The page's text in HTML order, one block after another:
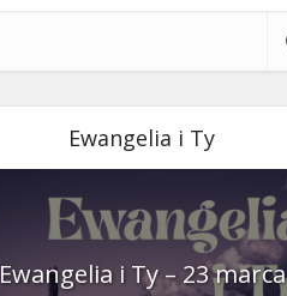
Ewangelia i Ty
Ewangelia i Ty – 23 marca